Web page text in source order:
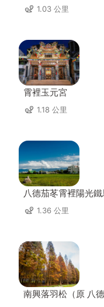
1.03 公里
霄裡玉元宮
1.18 公里
八德茄苳霄裡陽光
1.36 公里
南興落羽松（原 八